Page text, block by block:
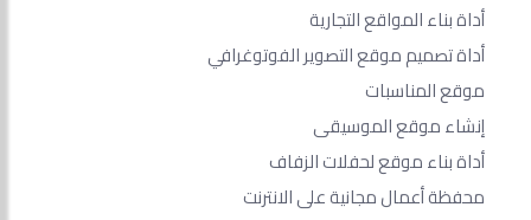
أداة بناء المواقع التجارية
أداة تصميم موقع التصوير الفوتوغرافي
موقع المناسبات
إنشاء موقع الموسيقى
أداة بناء موقع لحفلات الزفاف
محفظة أعمال مجانية على الانترنت